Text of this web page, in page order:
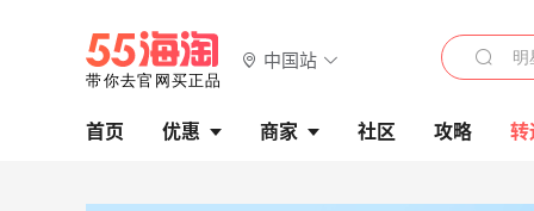
中国站
首页 优惠 商家 社区 攻略 转